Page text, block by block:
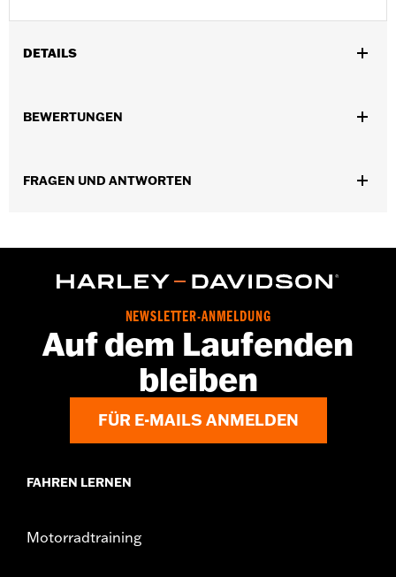
DETAILS
’14–’15, FXSBSE ’13–’14, FXSE ’16–’17, sowie Touring (außer
BEWERTUNGEN
FRAGEN UND ANTWORTEN
NEWSLETTER-ANMELDUNG
Auf dem Laufenden
bleiben
FÜR E-MAILS ANMELDEN
FAHREN LERNEN
Motorradtraining